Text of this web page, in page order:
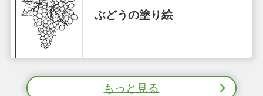
ぶどうの塗り絵
もっと見る